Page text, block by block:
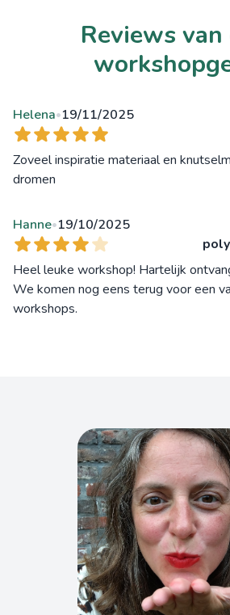
Reviews van
Helena•19/11/2025
Zoveel inspiratie materiaal en
dromen
Hanne•19/10/2025
Heel leuke workshop! Hartelijk
We komen nog eens terug voor een
workshops.